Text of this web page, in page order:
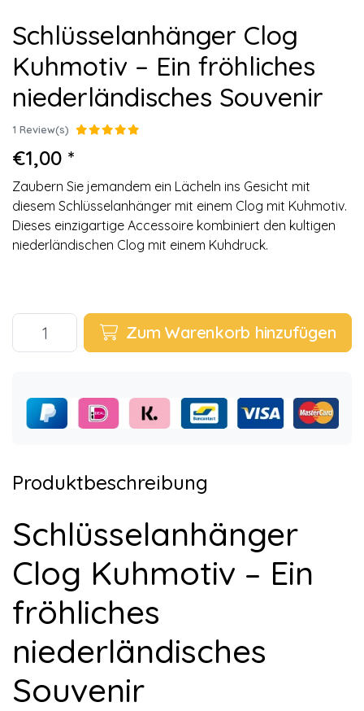
Schlüsselanhänger Clog
Kuhmotiv – Ein fröhliches
niederländisches Souvenir
1 Review(s)
€1,00 *
Zaubern Sie jemandem ein Lächeln ins Gesicht mit
diesem Schlüsselanhänger mit einem Clog mit Kuhmotiv.
Dieses einzigartige Accessoire kombiniert den kultigen
niederländischen Clog mit einem Kuhdruck.
Zum Warenkorb hinzufügen
Produktbeschreibung
Schlüsselanhänger
Clog Kuhmotiv – Ein
fröhliches
niederländisches
Souvenir